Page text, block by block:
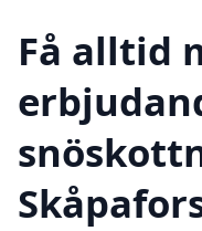
Få alltid